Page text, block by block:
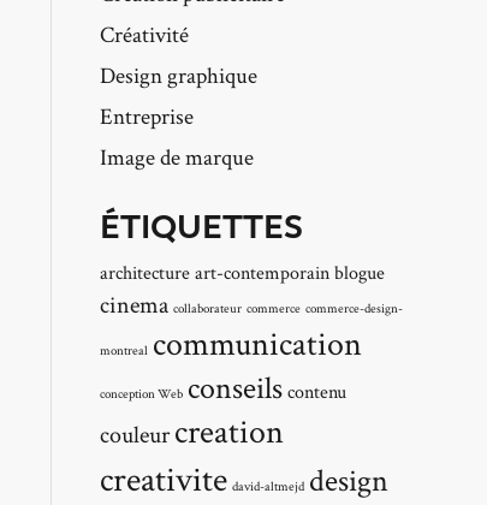
Créativité
Design graphique
Entreprise
Image de marque
ÉTIQUETTES
architectureart-contemporainblogue
cinema collaborateur commerce commerce-design-
montreal communication
conception Web conseilscontenu
couleurcreation
creativite david-altmejd design